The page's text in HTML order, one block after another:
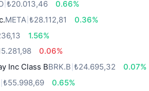
₺20.013,46
0.66%
META ₺28.112,81
0.36%
1.56%
0.06%
Inc Class BBRK.B ₺24.695,32
0.07%
₺55.998,69
0.65%